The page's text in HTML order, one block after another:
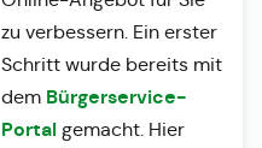
zu verbessern. Ein erster
Schritt wurde bereits mit
dem Bürgerservice-
Portalgemacht. Hier